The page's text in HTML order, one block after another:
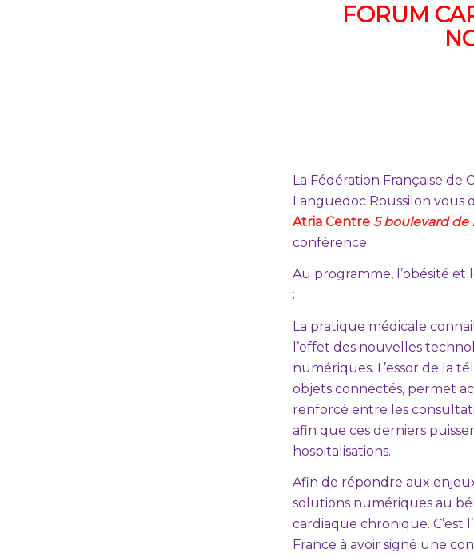
FORUM
La Fédération Française de
Languedoc Roussilon vous
Atria Centre 5 boulevard de
conférence.
Au programme, l’obésité et
:
La pratique médicale
l’effet des nouvelles
numériques. L’essor de la
objets connectés, permet
renforcé entre les
afin que ces derniers
hospitalisations.
Afin de répondre aux
solutions numériques au
cardiaque chronique. C’est
France à avoir signé une